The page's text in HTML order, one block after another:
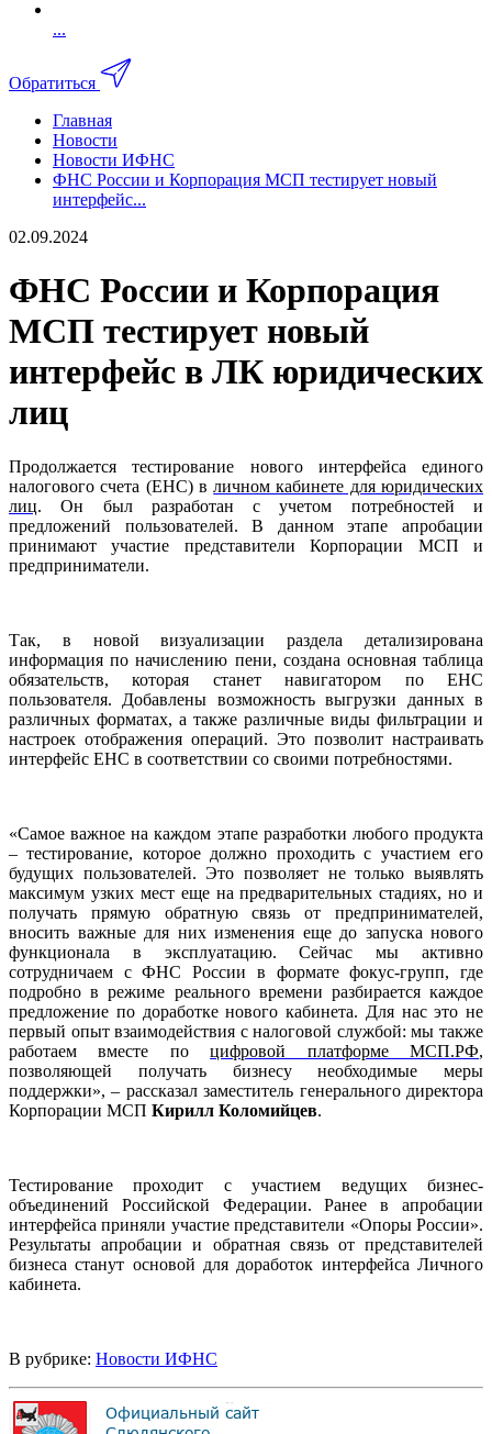
...
Обратиться
Главная
Новости
Новости ИФНС
ФНС России и Корпорация МСП тестирует новый
интерфейс...
02.09.2024
ФНС России и Корпорация
МСП тестирует новый
интерфейс в ЛК юридических
лиц
Продолжается тестирование нового интерфейса единого
налогового счета (ЕНС) вличном кабинете для юридических
лиц. Он был разработан с учетом потребностей и
предложений пользователей. В данном этапе апробации
принимают участие представители Корпорации МСП и
предприниматели.
Так, в новой визуализации раздела детализирована
информация по начислению пени, создана основная таблица
обязательств, которая станет навигатором по ЕНС
пользователя. Добавлены возможность выгрузки данных в
различных форматах, а также различные виды фильтрации и
настроек отображения операций. Это позволит настраивать
интерфейс ЕНС в соответствии со своими потребностями.
«Самое важное на каждом этапе разработки любого продукта
– тестирование, которое должно проходить с участием его
будущих пользователей. Это позволяет не только выявлять
максимум узких мест еще на предварительных стадиях, но и
получать прямую обратную связь от предпринимателей,
вносить важные для них изменения еще до запуска нового
функционала в эксплуатацию. Сейчас мы активно
сотрудничаем с ФНС России в формате фокус-групп, где
подробно в режиме реального времени разбирается каждое
предложение по доработке нового кабинета. Для нас это не
первый опыт взаимодействия с налоговой службой: мы также
работаем вместе поцифровой платформе МСП.РФ,
позволяющей получать бизнесу необходимые меры
поддержки», – рассказал заместитель генерального директора
Корпорации МСП Кирилл Коломийцев.
Тестирование проходит с участием ведущих бизнес-
объединений Российской Федерации. Ранее в апробации
интерфейса приняли участие представители «Опоры России».
Результаты апробации и обратная связь от представителей
бизнеса станут основой для доработок интерфейса Личного
кабинета.
В рубрике: Новости ИФНС